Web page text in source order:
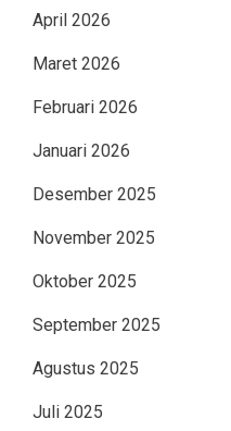
April 2026
Maret 2026
Februari 2026
Januari 2026
Desember 2025
November 2025
Oktober 2025
September 2025
Agustus 2025
Juli 2025